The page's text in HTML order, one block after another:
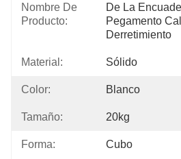
Nombre De
Producto:
De La
Pegamento
Derretimiento
Material: Sólido
Color: Blanco
Tamaño: 20kg
Forma: Cubo